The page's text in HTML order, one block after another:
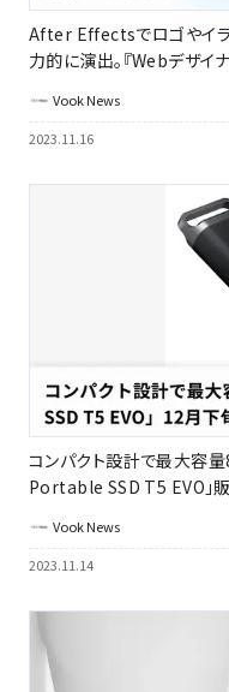
After Effectsでロゴやイラ
力的に演出。『Webデザイ
Vook News
2023.11.16
コンパクト設計で最大容
Portable SSD T5 EVO」
Vook News
2023.11.14